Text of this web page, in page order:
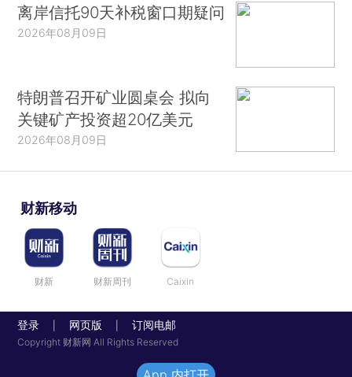
离岸信托90天补税窗口期疑问
2026年08月09日
特朗普召开矿业圆桌会 拟向
关键矿产投资超20亿美元
2026年08月09日
财新移动
财新 财新周刊 Caixin
登录 网页版 订阅电邮
Copyright 财新网 All Rights Reserved